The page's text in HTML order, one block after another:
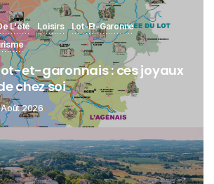
L'été Loisirs
Lot-Et-Garonne
et-garonnais : ces joyaux
chez soi
2026